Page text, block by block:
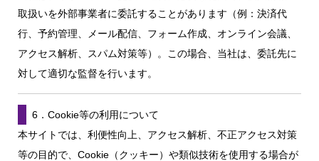
取扱いを外部事業者に委託することがあります（例：決済代
行、予約管理、メール配信、フォーム作成、オンライン会議、
アクセス解析、スパム対策等）。この場合、当社は、委託先に
対して適切な監督を行います。
6．Cookie等の利用について
本サイトでは、利便性向上、アクセス解析、不正アクセス対策
等の目的で、Cookie（クッキー）や類似技術を使用する場合が